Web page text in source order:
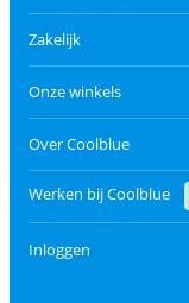
Zakelijk
Onze winkels
Over Coolblue
Werken bij Coolblue
Inloggen